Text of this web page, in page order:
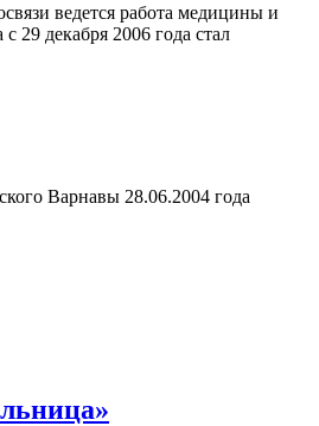
ведется работа медицины и
29 декабря 2006 года стал
Варнавы 28.06.2004 года